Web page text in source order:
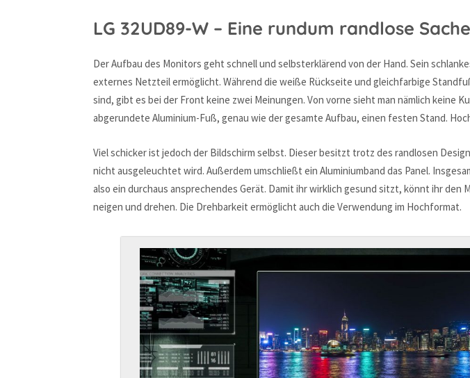
LG 32UD89-W – Eine rundum randlose
Der Aufbau des Monitors geht schnell und selbsterklärend von der Hand. Sein
externes Netzteil ermöglicht. Während die weiße Rückseite und gleichfarbige
sind, gibt es bei der Front keine zwei Meinungen. Von vorne sieht man nämlich keine
abgerundete Aluminium-Fuß, genau wie der gesamte Aufbau, einen festen Stand.
Viel schicker ist jedoch der Bildschirm selbst. Dieser besitzt trotz des randlosen
nicht ausgeleuchtet wird. Außerdem umschließt ein Aluminiumband das Panel.
also ein durchaus ansprechendes Gerät. Damit ihr wirklich gesund sitzt, könnt ihr den
neigen und drehen. Die Drehbarkeit ermöglicht auch die Verwendung im Hochformat.